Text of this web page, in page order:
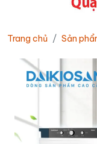
Trang chủ Sản